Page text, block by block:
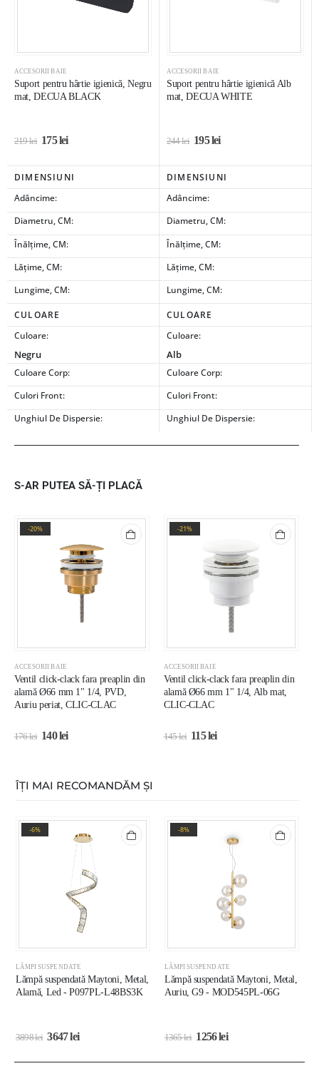
ACCESORII BAIE
Suport pentru hârtie igienică, Negru
mat, DECUA BLACK
219lei 175lei
ACCESORII BAIE
Suport pentru hârtie igienică Alb
mat, DECUA WHITE
244lei 195lei
DIMENSIUNI
DIMENSIUNI
Adâncime:
Adâncime:
Diametru, CM:
Diametru, CM:
Înălțime, CM:
Înălțime, CM:
Lățime, CM:
Lățime, CM:
Lungime, CM:
Lungime, CM:
CULOARE
CULOARE
Culoare:
Negru
Culoare:
Alb
Culoare Corp:
Culoare Corp:
Culori Front:
Culori Front:
Unghiul De Dispersie:
Unghiul De Dispersie:
S-AR PUTEA SĂ-ȚI PLACĂ
-20%
ACCESORII BAIE
Ventil click-clack fara preaplin din
alamă Ø66 mm 1" 1/4, PVD,
Auriu periat, CLIC-CLAC
176lei 140lei
-21%
ACCESORII BAIE
Ventil click-clack fara preaplin din
alamă Ø66 mm 1" 1/4, Alb mat,
CLIC-CLAC
145lei 115lei
ÎȚI MAI RECOMANDĂM ȘI
-6%
LĂMPI SUSPENDATE
Lămpă suspendată Maytoni, Metal,
Alamă, Led - P097PL-L48BS3K
3898lei 3647lei
-8%
LĂMPI SUSPENDATE
Lămpă suspendată Maytoni, Metal,
Auriu, G9 - MOD545PL-06G
1365lei 1256lei